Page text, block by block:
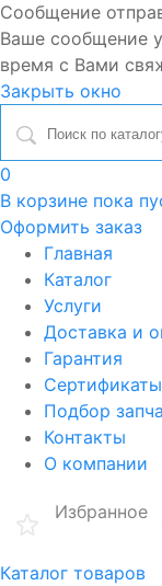
Сообщение
Ваше сообщение
время с Вами
Закрыть окно
0
В корзине пока
Оформить заказ
Главная
Каталог
Услуги
Доставка и
Гарантия
Сертификаты
Подбор
Контакты
О компании
Избранное
Каталог товаров